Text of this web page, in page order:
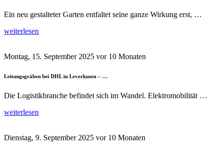
Ein neu gestalteter Garten entfaltet seine ganze Wirkung erst, …
weiterlesen
Montag, 15. September 2025 vor 10 Monaten
Leitungsgräben bei DHL in Leverkusen – …
Die Logistikbranche befindet sich im Wandel. Elektromobilität …
weiterlesen
Dienstag, 9. September 2025 vor 10 Monaten